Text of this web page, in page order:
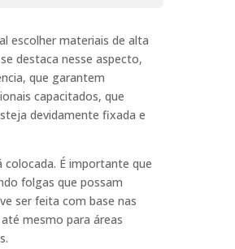
escolher materiais de alta
destaca nesse aspecto,
que garantem
capacitados, que
devidamente fixada e
colocada. É importante que
folgas que possam
ser feita com base nas
mesmo para áreas